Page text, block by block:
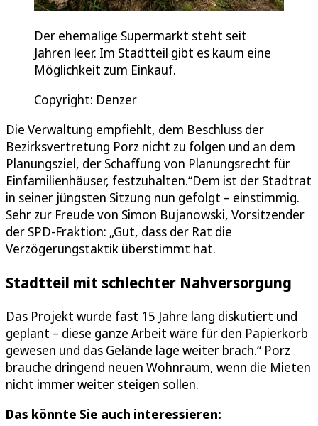
Der ehemalige Supermarkt steht seit
Jahren leer. Im Stadtteil gibt es kaum eine
Möglichkeit zum Einkauf.
Copyright: Denzer
Die Verwaltung empfiehlt, dem Beschluss der
Bezirksvertretung Porz nicht zu folgen und an dem
Planungsziel, der Schaffung von Planungsrecht für
Einfamilienhäuser, festzuhalten.“Dem ist der Stadtrat
in seiner jüngsten Sitzung nun gefolgt – einstimmig.
Sehr zur Freude von Simon Bujanowski, Vorsitzender
der SPD-Fraktion: „Gut, dass der Rat die
Verzögerungstaktik überstimmt hat.
Stadtteil mit schlechter Nahversorgung
Das Projekt wurde fast 15 Jahre lang diskutiert und
geplant – diese ganze Arbeit wäre für den Papierkorb
gewesen und das Gelände läge weiter brach.“ Porz
brauche dringend neuen Wohnraum, wenn die Mieten
nicht immer weiter steigen sollen.
Das könnte Sie auch interessieren: